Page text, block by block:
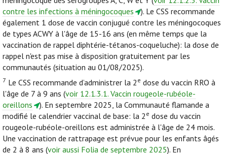
contre les infections à méningocoques
). Le CSS recommande
également 1 dose de vaccin conjugué contre les méningocoques
de types ACWY à l'âge de 15-16 ans (en même temps que la
vaccination de rappel diphtérie-tétanos-coqueluche): la dose de
rappel n'est pas mise à disposition gratuitement par les
communautés (situation au 01/08/2025).
7 Le CSS recommande d’administrer la 2 e dose du vaccin RRO à
l'âge de 7 à 9 ans (voir 12.1.3.1. Vaccin rougeole-rubéole-
oreillons
). En septembre 2025, la Communauté flamande a
modifié le calendrier vaccinal de base: la 2 e dose du vaccin
rougeole-rubéole-oreillons est administrée à l'âge de 24 mois.
Une vaccination de rattrapage est prévue pour les enfants âgés
de 2 à 8 ans (voir aussi Folia de septembre 2025). En